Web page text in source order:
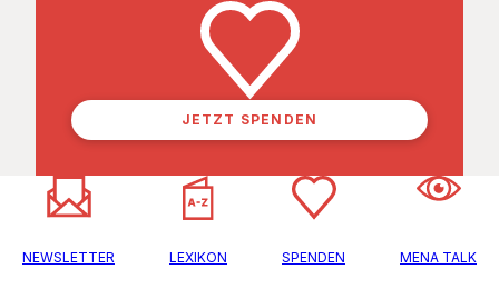
JETZT SPENDEN
NEWSLETTER LEXIKON SPENDEN MENA TALK